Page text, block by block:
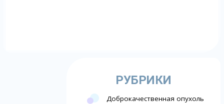
РУБРИКИ
Доброкачественная опухоль